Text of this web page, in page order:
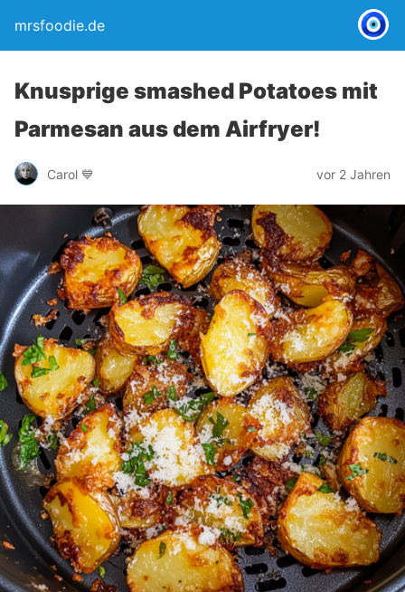
mrsfoodie.de
Knusprige smashed Potatoes mit
Parmesan aus dem Airfryer!
Carol 💙 vor 2 Jahren